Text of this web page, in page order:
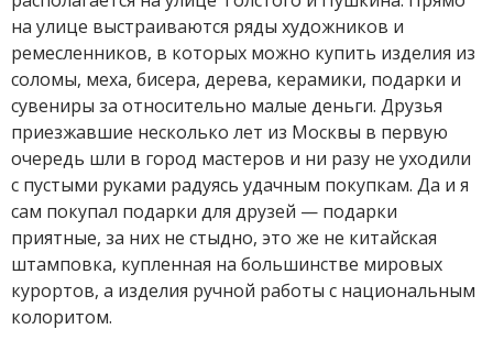
на улице выстраиваются ряды художников и
ремесленников, в которых можно купить изделия из
соломы, меха, бисера, дерева, керамики, подарки и
сувениры за относительно малые деньги. Друзья
приезжавшие несколько лет из Москвы в первую
очередь шли в город мастеров и ни разу не уходили
с пустыми руками радуясь удачным покупкам. Да и я
сам покупал подарки для друзей — подарки
приятные, за них не стыдно, это же не китайская
штамповка, купленная на большинстве мировых
курортов, а изделия ручной работы с национальным
колоритом.